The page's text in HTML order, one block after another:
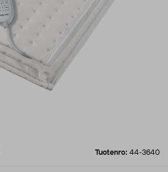
Tuotenro: 44-3640